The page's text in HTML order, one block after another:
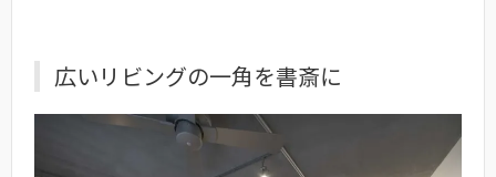
広いリビングの一角を書斎に